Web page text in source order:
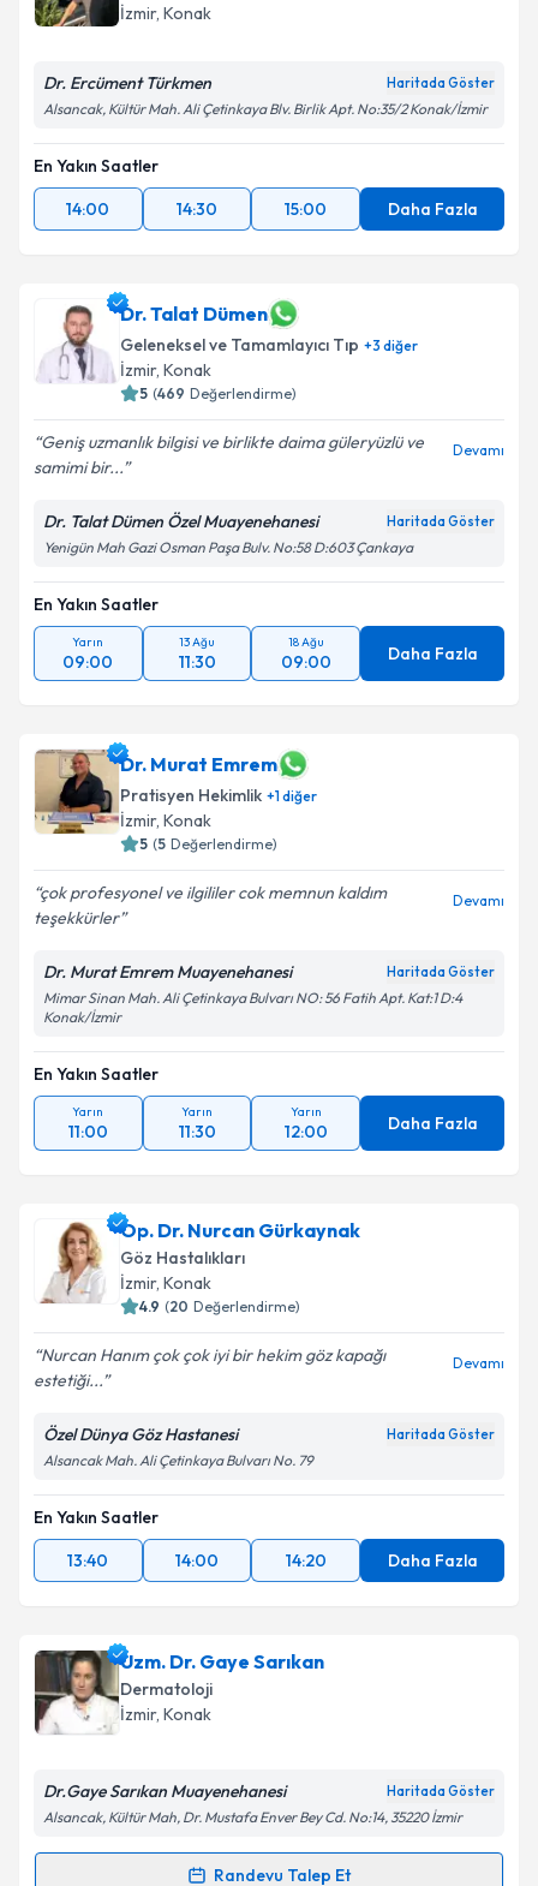
İzmir, Konak
Dr. Ercüment Türkmen Haritada Göster
Alsancak, Kültür Mah. Ali Çetinkaya Blv. Birlik Apt. No:35/2 Konak/İzmir
En Yakın Saatler
14:00
14:30 15:00 Daha Fazla
Dr. Talat Dümen
Geleneksel ve Tamamlayıcı Tıp +3 diğer
İzmir, Konak
5 (469 Değerlendirme)
Geniş uzmanlık bilgisi ve birlikte daima güleryüzlü ve
samimi bir...
Devamı
Dr. Talat Dümen Özel Muayenehanesi Haritada Göster
Yenigün Mah Gazi Osman Paşa Bulv. No:58 D:603 Çankaya
En Yakın Saatler
Yarın
09:00
13 Ağu
11:30
18 Ağu
09:00 Daha Fazla
Dr. Murat Emrem
Pratisyen Hekimlik +1diğer
İzmir, Konak
5 (5 Değerlendirme)
çok profesyonel ve ilgililer cok memnun kaldım
teşekkürler
Devamı
Dr. Murat Emrem Muayenehanesi Haritada Göster
Mimar Sinan Mah. Ali Çetinkaya Bulvarı NO: 56 Fatih Apt. Kat:1 D:4
Konak/İzmir
En Yakın Saatler
Yarın
11:00
Yarın
11:30
Yarın
12:00 Daha Fazla
Op. Dr. Nurcan Gürkaynak
Göz Hastalıkları
İzmir, Konak
4.9 (20 Değerlendirme)
Nurcan Hanım çok çok iyi bir hekim göz kapağı
estetiği...
Devamı
Özel Dünya Göz Hastanesi Haritada Göster
Alsancak Mah. Ali Çetinkaya Bulvarı No. 79
En Yakın Saatler
13:40
14:00 14:20 Daha Fazla
Uzm. Dr. Gaye Sarıkan
Dermatoloji
İzmir, Konak
Dr.Gaye Sarıkan Muayenehanesi Haritada Göster
Alsancak, Kültür Mah, Dr. Mustafa Enver Bey Cd. No:14, 35220 İzmir
Randevu Talep Et